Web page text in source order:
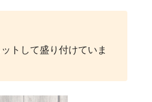
トして盛り付けていま